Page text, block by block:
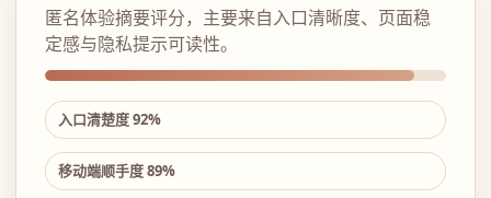
匿名体验摘要评分，主要来自入口清晰度、页面稳
定感与隐私提示可读性。
入口清楚度 92%
移动端顺手度 89%